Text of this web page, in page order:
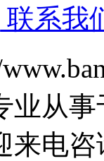
联系我
业从事
来电咨